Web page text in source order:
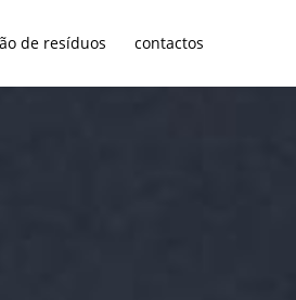
de resíduos contactos